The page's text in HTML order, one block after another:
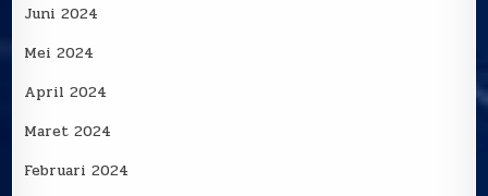
Juni 2024
Mei 2024
April 2024
Maret 2024
Februari 2024